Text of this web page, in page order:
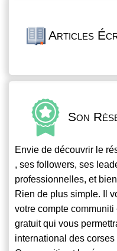
Articles
Son
Envie de découvrir le
, ses followers, ses
professionnelles, et
Rien de plus simple. Il
votre compte communiti
gratuit qui vous
international des